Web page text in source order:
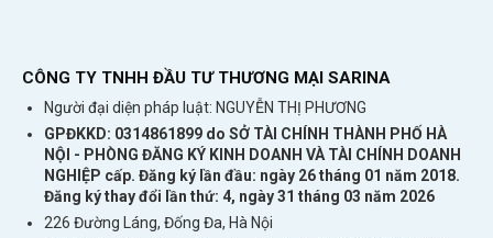
CÔNG TY TNHH ĐẦU TƯ THƯƠNG MẠI SARINA
Người đại diện pháp luật: NGUYỄN THỊ PHƯƠNG
GPĐKKD: 0314861899 do SỞ TÀI CHÍNH THÀNH PHỐ HÀ
NỘI - PHÒNG ĐĂNG KÝ KINH DOANH VÀ TÀI CHÍNH DOANH
NGHIỆP cấp. Đăng ký lần đầu: ngày 26 tháng 01 năm 2018.
Đăng ký thay đổi lần thứ: 4, ngày 31 tháng 03 năm 2026
226 Đường Láng, Đống Đa, Hà Nội